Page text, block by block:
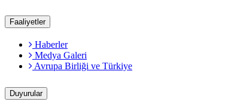
Faaliyetler
Haberler
Medya Galeri
Avrupa Birliği ve Türkiye
Duyurular